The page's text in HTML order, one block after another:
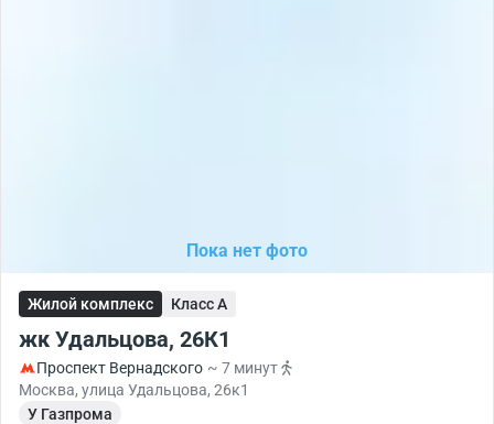
Пока нет фото
Жилой комплекс Класс A
жк Удальцова, 26К1
Проспект Вернадского ~ 7 минут
Москва, улица Удальцова, 26к1
У Газпрома